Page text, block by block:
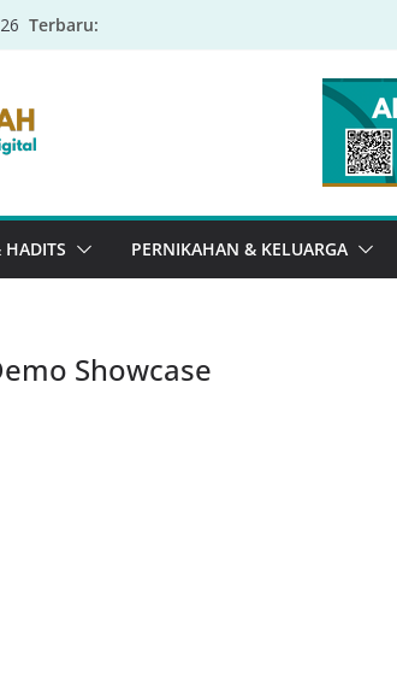
Terbaru:
PERNIKAHAN & KELUARGA
Showcase